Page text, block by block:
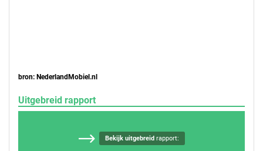
bron: NederlandMobiel.nl
Uitgebreid rapport
Bekijk uitgebreidrapport: